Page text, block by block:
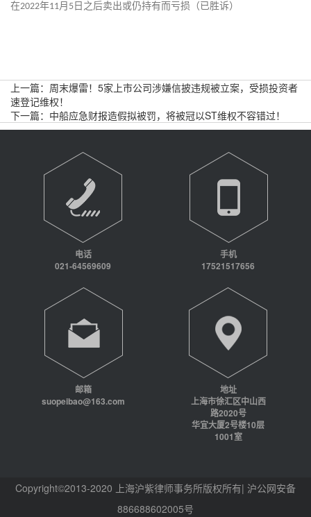
在2022年11月 5 日之后卖出或仍持有而亏损 （已胜诉）
上一篇： 周末爆雷！5家上市公司涉嫌信披违规被立案，受损投资者
速登记维权！
下一篇： 中船应急财报造假拟被罚，将被冠以ST维权不容错过！
电话
021-64569609
手机
17521517656
邮箱
suopeibao@163.com
地址
上海市徐汇区中山西
路2020号
华宜大厦2号楼10层
1001室
Copyright©2013-2020 上海沪紫律师事务所版权所有| 沪公网安备
886688602005号